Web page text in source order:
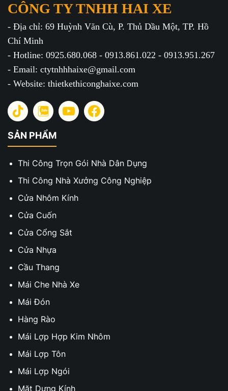
CÔNG TY TNHH HAI XE
- Địa chỉ: 69 Huỳnh Văn Cù, P. Thủ Dầu Một, TP. Hồ
Chí Minh
- Hotline: 0925.680.068 - 0913.861.022 - 0913.951.267
- Email: ctytnhhhaixe@gmail.com
- Website: thietkethiconghaixe.com
SẢN PHẨM
Thi Công Trọn Gói Nhà Dân Dụng
Thi Công Nhà Xưởng Công Nghiệp
Cửa Nhôm Kính
Cửa Cuốn
Cửa Cổng Sắt
Cửa Nhựa
Cầu Thang
Mái Che Nhà Xe
Mái Đón
Hàng Rào
Mái Lợp Hợp Kim Nhôm
Mái Lợp Tôn
Mái Lợp Ngói
Mặt Dựng Kính